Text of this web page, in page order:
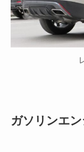
ガソリンエ